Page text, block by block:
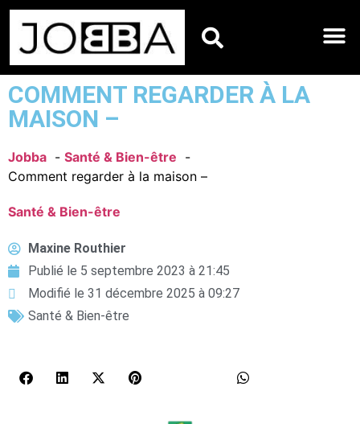
COMMENT REGARDER À LA
MAISON –
Jobba
Santé & Bien-être
Comment regarder à la maison –
Santé & Bien-être
Maxine Routhier
Publié le 5 septembre 2023 à 21:45
Modifié le 31 décembre 2025 à 09:27
Santé & Bien-être